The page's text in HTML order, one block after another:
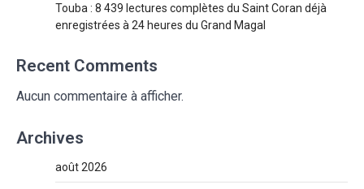
Touba : 8 439 lectures complètes du Saint Coran déjà
enregistrées à 24 heures du Grand Magal
Recent Comments
Aucun commentaire à afficher.
Archives
août 2026